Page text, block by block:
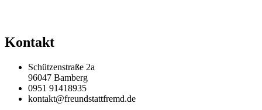
Kontakt
Schützenstraße 2a
96047 Bamberg
0951 91418935
kontakt@freundstattfremd.de